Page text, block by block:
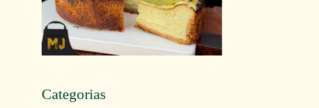
Categorias